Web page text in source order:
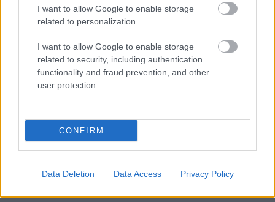
I want to allow Google to enable storage
related to personalization.
I want to allow Google to enable storage
related to security, including authentication
functionality and fraud prevention, and other
user protection.
CONFIRM
Data Deletion Data Access Privacy Policy
Weboptimalizálás: Első 10 a Google találati
listán - Seo- a nemrégiben beüzemelt
Témakör: meta-SEO: amikor magukat a
keresőoptimalizálásról szóló honlapokat SEÓzom.
Hogy legyek első a Google-ban -
Googleoptimalizálás